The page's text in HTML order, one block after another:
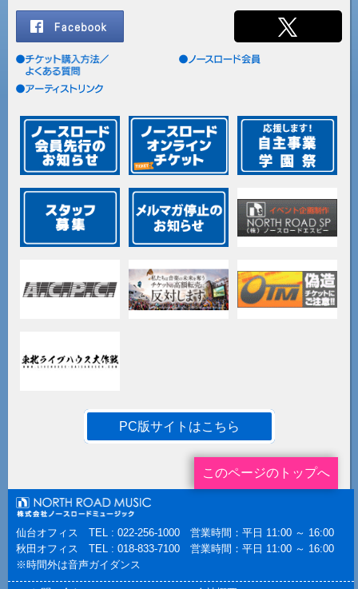
PC版サイトはこちら
このページのトップへ
仙台オフィス TEL : 022-256-1000 営業時間：平日 11:00 ～ 16:00
秋田オフィス TEL : 018-833-7100 営業時間：平日 11:00 ～ 16:00
※時間外は音声ガイダンス